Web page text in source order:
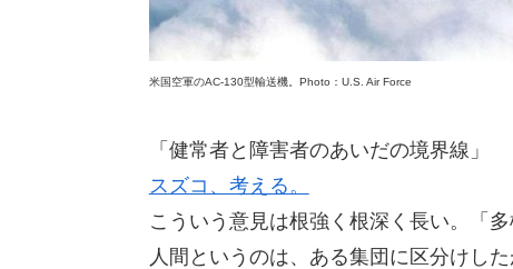
米国空軍のAC-130型輸送機。Photo：U.S. Air Force
「健常者と障害者のあいだの境界線」
スズコ、考える。
こういう意見は根強く根深く長い。「
人間というのは、ある集団に区分けし